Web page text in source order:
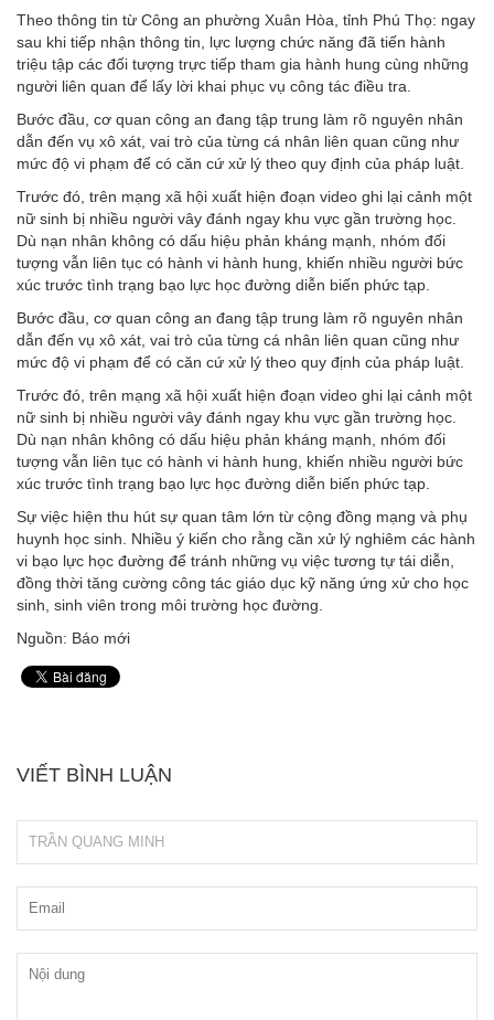
Theo thông tin từ Công an phường Xuân Hòa, tỉnh Phú Thọ: ngay
sau khi tiếp nhận thông tin, lực lượng chức năng đã tiến hành
triệu tập các đối tượng trực tiếp tham gia hành hung cùng những
người liên quan để lấy lời khai phục vụ công tác điều tra.
Bước đầu, cơ quan công an đang tập trung làm rõ nguyên nhân
dẫn đến vụ xô xát, vai trò của từng cá nhân liên quan cũng như
mức độ vi phạm để có căn cứ xử lý theo quy định của pháp luật.
Trước đó, trên mạng xã hội xuất hiện đoạn video ghi lại cảnh một
nữ sinh bị nhiều người vây đánh ngay khu vực gần trường học.
Dù nạn nhân không có dấu hiệu phản kháng mạnh, nhóm đối
tượng vẫn liên tục có hành vi hành hung, khiến nhiều người bức
xúc trước tình trạng bạo lực học đường diễn biến phức tạp.
Bước đầu, cơ quan công an đang tập trung làm rõ nguyên nhân
dẫn đến vụ xô xát, vai trò của từng cá nhân liên quan cũng như
mức độ vi phạm để có căn cứ xử lý theo quy định của pháp luật.
Trước đó, trên mạng xã hội xuất hiện đoạn video ghi lại cảnh một
nữ sinh bị nhiều người vây đánh ngay khu vực gần trường học.
Dù nạn nhân không có dấu hiệu phản kháng mạnh, nhóm đối
tượng vẫn liên tục có hành vi hành hung, khiến nhiều người bức
xúc trước tình trạng bạo lực học đường diễn biến phức tạp.
Sự việc hiện thu hút sự quan tâm lớn từ cộng đồng mạng và phụ
huynh học sinh. Nhiều ý kiến cho rằng cần xử lý nghiêm các hành
vi bạo lực học đường để tránh những vụ việc tương tự tái diễn,
đồng thời tăng cường công tác giáo dục kỹ năng ứng xử cho học
sinh, sinh viên trong môi trường học đường.
Nguồn: Báo mới
VIẾT BÌNH LUẬN